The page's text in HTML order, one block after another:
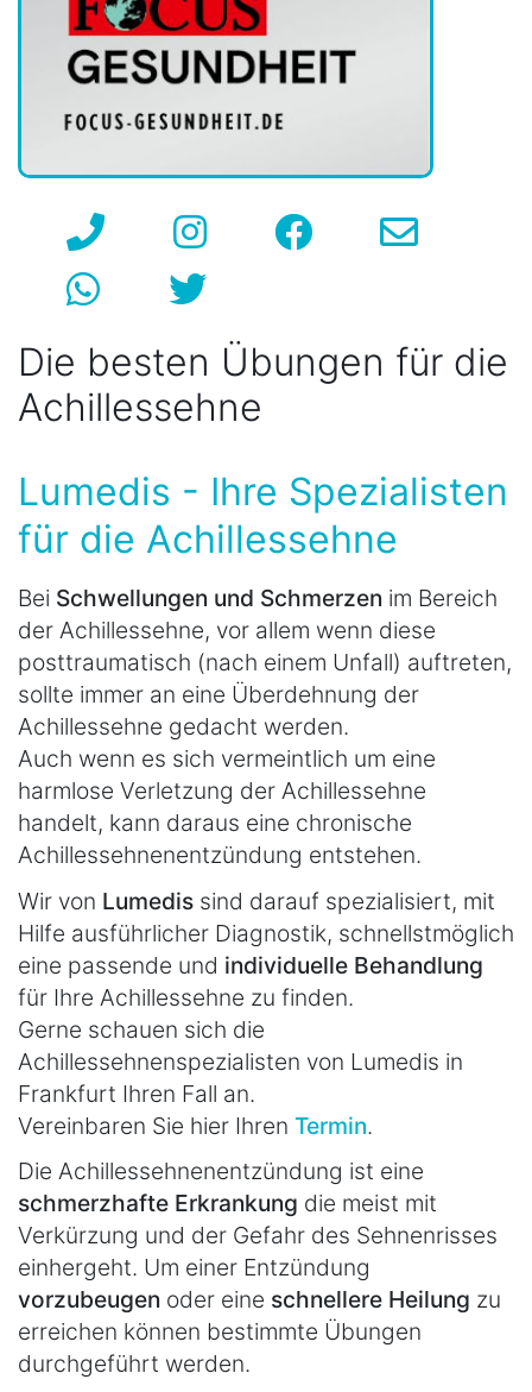
Die besten Übungen für die
Achillessehne
Lumedis - Ihre Spezialisten
für die Achillessehne
Bei Schwellungen und Schmerzen im Bereich
der Achillessehne, vor allem wenn diese
posttraumatisch (nach einem Unfall) auftreten,
sollte immer an eine Überdehnung der
Achillessehne gedacht werden.
Auch wenn es sich vermeintlich um eine
harmlose Verletzung der Achillessehne
handelt, kann daraus eine chronische
Achillessehnenentzündung entstehen.
Wir von Lumedis sind darauf spezialisiert, mit
Hilfe ausführlicher Diagnostik, schnellstmöglich
eine passende und individuelle Behandlung
für Ihre Achillessehne zu finden.
Gerne schauen sich die
Achillessehnenspezialisten von Lumedis in
Frankfurt Ihren Fall an.
Vereinbaren Sie hier Ihren Termin.
Die Achillessehnenentzündung ist eine
schmerzhafte Erkrankung die meist mit
Verkürzung und der Gefahr des Sehnenrisses
einhergeht. Um einer Entzündung
vorzubeugen oder eine schnellere Heilung zu
erreichen können bestimmte Übungen
durchgeführt werden.